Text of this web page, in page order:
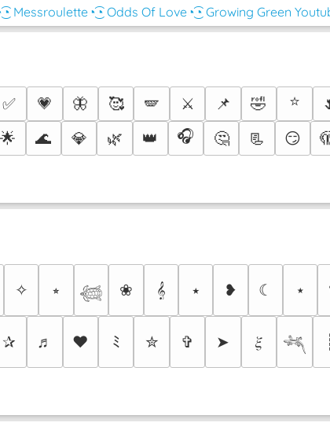
Messroulette◔͜͡◔ Odds Of Love◔͜͡◔ Growing Green
✅ 💗 🦋 🥰 🪽 ⚔️ 📌 🤣 ⭐
🌟 🌊 💎 🌿 👑 🎧 🤔 📃 😏
✧ ⭒ 𓆉 ❀ 𝄞 ⭑ ❥ ☾ ⋆
✰ ♬ ❤ ﾐ ✮ ✞ ➤ 𝜉 𓆈 ┊